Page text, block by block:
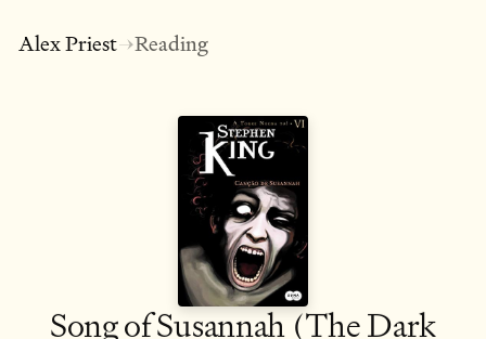
Alex Priest→Reading
Song of Susannah (The Dark